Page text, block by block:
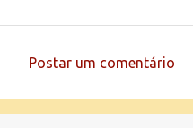
Postar um comentário